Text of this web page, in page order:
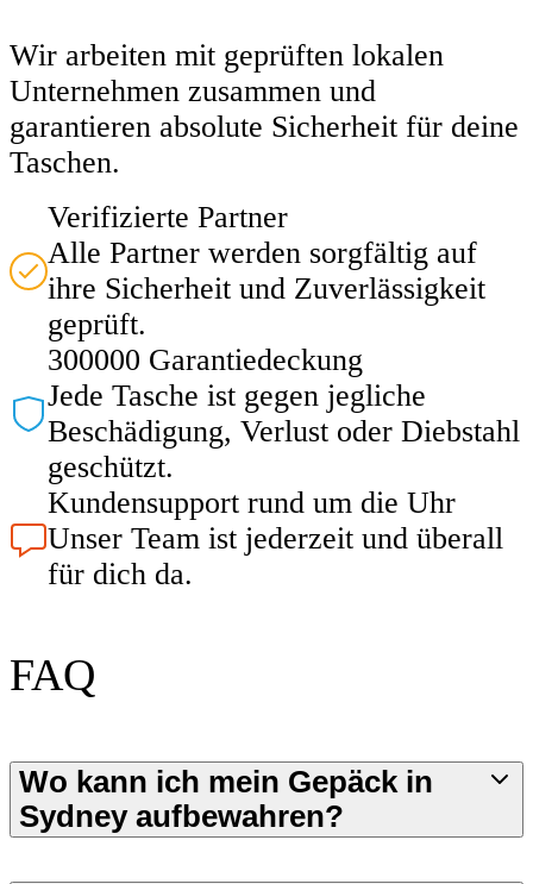
Wir arbeiten mit geprüften lokalen
Unternehmen zusammen und
garantieren absolute Sicherheit für deine
Taschen.
Verifizierte Partner
Alle Partner werden sorgfältig auf
ihre Sicherheit und Zuverlässigkeit
geprüft.
300000 Garantiedeckung
Jede Tasche ist gegen jegliche
Beschädigung, Verlust oder Diebstahl
geschützt.
Kundensupport rund um die Uhr
Unser Team ist jederzeit und überall
für dich da.
FAQ
Wo kann ich mein Gepäck in
Sydney aufbewahren?